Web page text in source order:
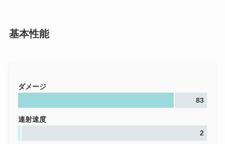
基本性能
ダメージ
83
連射速度
2